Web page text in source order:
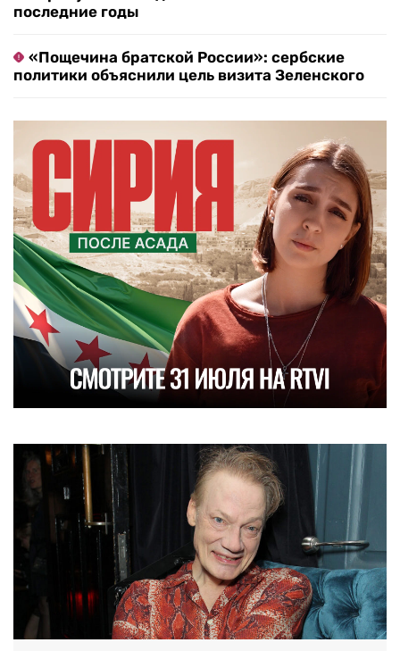
последние годы
«Пощечина братской России»: сербские
политики объяснили цель визита Зеленского